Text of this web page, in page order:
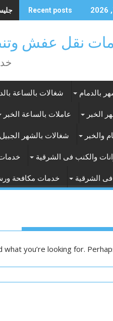
Recent posts
نقل عفش
بالدمام شغالات بالساعة
الخبر عاملات بالساعة الخبر
والخبر شغالات بالشهر
والكنب فى الشرقية
الشرقية خدمات مكافحة
you’re looking for.